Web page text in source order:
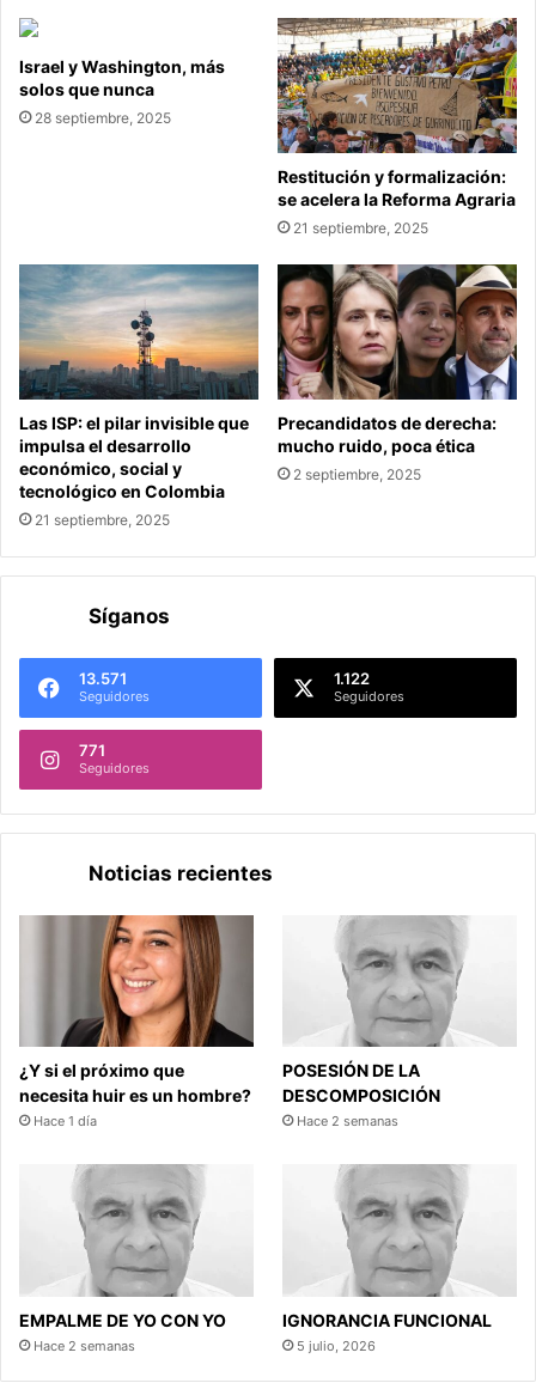
Israel y Washington, más
solos que nunca
28 septiembre, 2025
Restitución y formalización:
se acelera la Reforma Agraria
21 septiembre, 2025
Las ISP: el pilar invisible que
impulsa el desarrollo
económico, social y
tecnológico en Colombia
21 septiembre, 2025
Precandidatos de derecha:
mucho ruido, poca ética
2 septiembre, 2025
Síganos
13.571
Seguidores
1.122
Seguidores
771
Seguidores
Noticias recientes
¿Y si el próximo que
necesita huir es un hombre?
Hace 1 día
POSESIÓN DE LA
DESCOMPOSICIÓN
Hace 2 semanas
EMPALME DE YO CON YO
Hace 2 semanas
IGNORANCIA FUNCIONAL
5 julio, 2026